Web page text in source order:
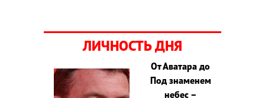
ЛИЧНОСТЬ ДНЯ
От Аватара до
Под знаменем
небес –